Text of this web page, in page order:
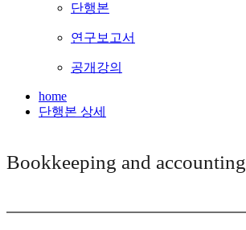
단행본
연구보고서
공개강의
home
단행본 상세
Bookkeeping and accounting